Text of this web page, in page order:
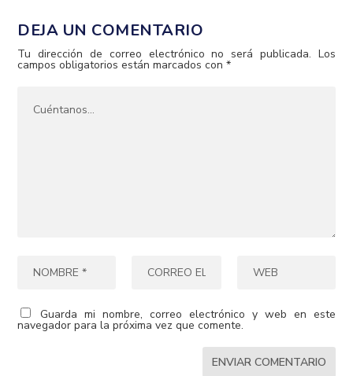
DEJA UN COMENTARIO
Tu dirección de correo electrónico no será publicada. Los
campos obligatorios están marcados con*
Guarda mi nombre, correo electrónico y web en este
navegador para la próxima vez que comente.